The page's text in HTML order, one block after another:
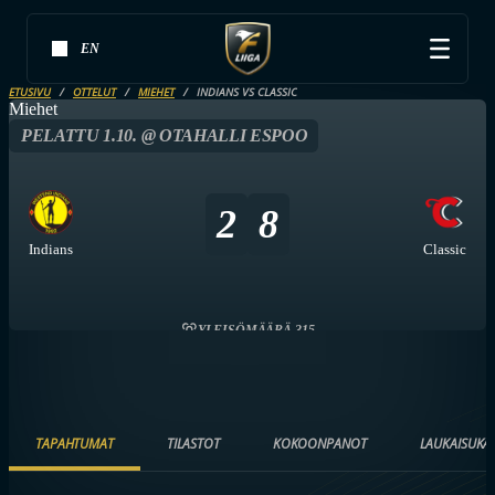
EN
ETUSIVU OTTELUT MIEHET INDIANS VS CLASSIC
Miehet
PELATTU 1.10. @ OTAHALLI ESPOO
Indians
2 8
Classic
YLEISÖMÄÄRÄ 315
TAPAHTUMAT TILASTOT KOKOONPANOT